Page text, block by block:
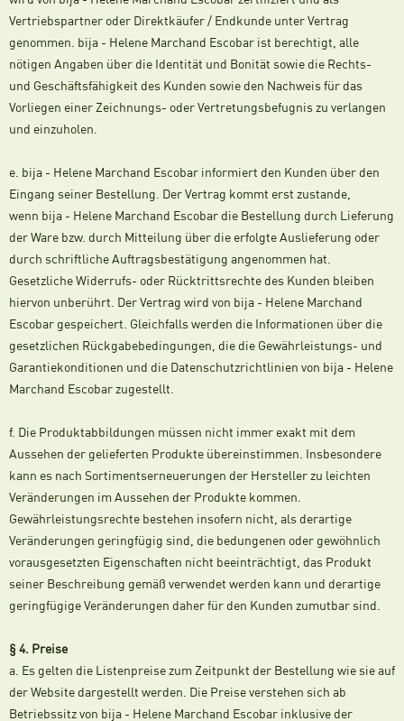
Vertriebspartner oder Direktkäufer / Endkunde unter Vertrag
genommen. bija - Helene Marchand Escobar ist berechtigt, alle
nötigen Angaben über die Identität und Bonität sowie die Rechts-
und Geschäftsfähigkeit des Kunden sowie den Nachweis für das
Vorliegen einer Zeichnungs- oder Vertretungsbefugnis zu verlangen
und einzuholen.
e. bija - Helene Marchand Escobar informiert den Kunden über den
Eingang seiner Bestellung. Der Vertrag kommt erst zustande,
wenn bija - Helene Marchand Escobar die Bestellung durch Lieferung
der Ware bzw. durch Mitteilung über die erfolgte Auslieferung oder
durch schriftliche Auftragsbestätigung angenommen hat.
Gesetzliche Widerrufs- oder Rücktrittsrechte des Kunden bleiben
hiervon unberührt. Der Vertrag wird von bija - Helene Marchand
Escobar gespeichert. Gleichfalls werden die Informationen über die
gesetzlichen Rückgabebedingungen, die die Gewährleistungs- und
Garantiekonditionen und die Datenschutzrichtlinien von bija - Helene
Marchand Escobar zugestellt.
f. Die Produktabbildungen müssen nicht immer exakt mit dem
Aussehen der gelieferten Produkte übereinstimmen. Insbesondere
kann es nach Sortimentserneuerungen der Hersteller zu leichten
Veränderungen im Aussehen der Produkte kommen.
Gewährleistungsrechte bestehen insofern nicht, als derartige
Veränderungen geringfügig sind, die bedungenen oder gewöhnlich
vorausgesetzten Eigenschaften nicht beeinträchtigt, das Produkt
seiner Beschreibung gemäß verwendet werden kann und derartige
geringfügige Veränderungen daher für den Kunden zumutbar sind.
§ 4. Preise
a. Es gelten die Listenpreise zum Zeitpunkt der Bestellung wie sie auf
der Website dargestellt werden. Die Preise verstehen sich ab
Betriebssitz von bija - Helene Marchand Escobar inklusive der